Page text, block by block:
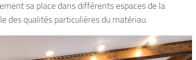
sa place dans différents espaces de la
des qualités particulières du matériau.